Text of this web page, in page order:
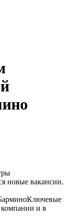
новые вакансии.
Ключевые
компании и в